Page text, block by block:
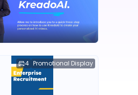
4 Promotional Display